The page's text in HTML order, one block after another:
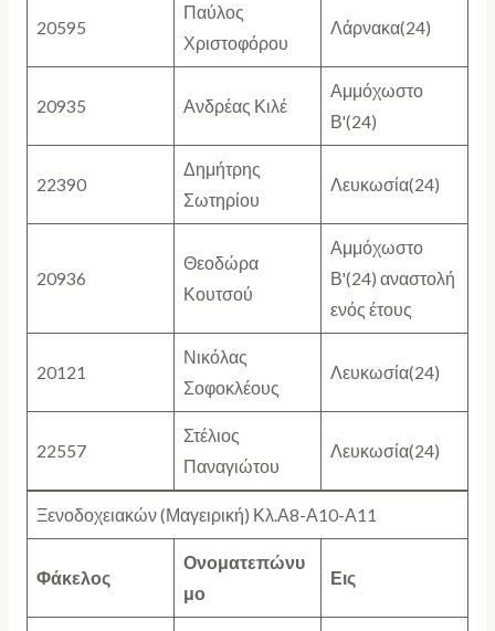
20595
Παύλος
Χριστοφόρου
Λάρνακα(24)
20935 Ανδρέας Κιλέ
Αμμόχωστο
Β'(24)
22390
Δημήτρης
Σωτηρίου
Λευκωσία(24)
20936
Θεοδώρα
Κουτσού
Αμμόχωστο
Β'(24) αναστολή
ενός έτους
20121
Νικόλας
Σοφοκλέους
Λευκωσία(24)
22557
Στέλιος
Παναγιώτου
Λευκωσία(24)
Ξενοδοχειακών (Μαγειρική) Κλ.Α8-Α10-Α11
Φάκελος
Ονοματεπώνυ
μο
Εις